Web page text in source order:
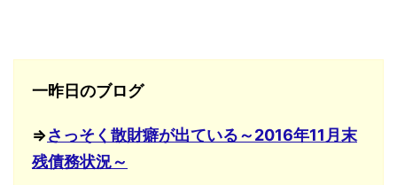
一昨日のブログ
⇒さっそく散財癖が出ている～2016年11月末
残債務状況～